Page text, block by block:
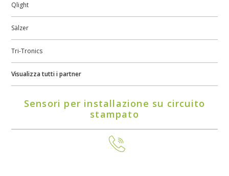
Qlight
Sälzer
Tri-Tronics
Visualizza tutti i partner
Sensori per installazione su circuito
stampato